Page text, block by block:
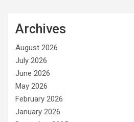
Archives
August 2026
July 2026
June 2026
May 2026
February 2026
January 2026